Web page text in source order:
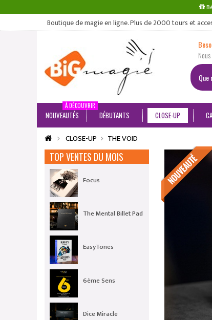
Boutique de magie en ligne. Plus de 2000 tours et
NOUVEAUTÉS
À DÉCOUVRIR
DÉBUTANTS CLOSE-UP
CLOSE-UP THE VOID
TOP VENTES DU MOIS
Focus
The Mental Billet Pad
EasyTones
6ème Sens
Dice Miracle